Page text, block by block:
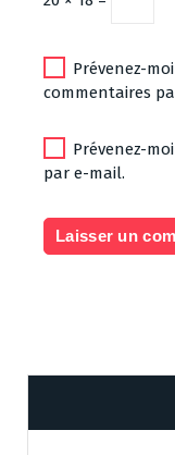
Prévenez-
commentaires
Prévenez-
par e-mail.